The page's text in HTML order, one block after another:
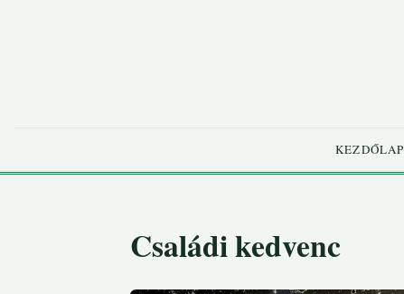
KEZDŐLAP
Családi kedvenc